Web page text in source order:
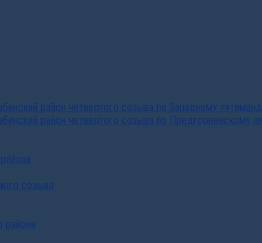
район четвертого созыва по Западному
район четвертого созыва по Предгорненскому
созыва
района